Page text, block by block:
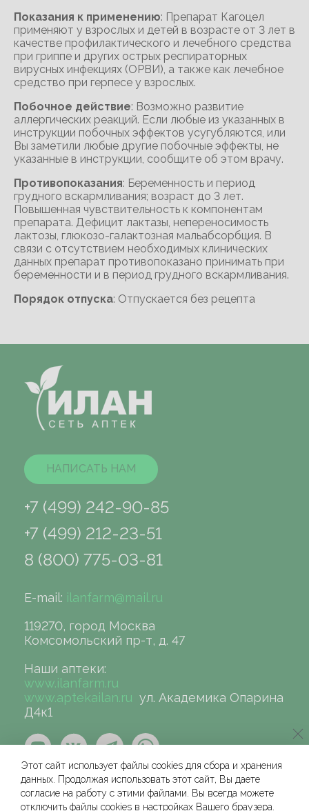
Показания к применению: Препарат Кагоцел
применяют у взрослых и детей в возрасте от 3 лет в
качестве профилактического и лечебного средства
при гриппе и других острых респираторных
вирусных инфекциях (ОРВИ), а также как лечебное
средство при герпесе у взрослых.
Побочное действие: Возможно развитие
аллергических реакций. Если любые из указанных в
инструкции побочных эффектов усугубляются, или
Вы заметили любые другие побочные эффекты, не
указанные в инструкции, сообщите об этом врачу.
Противопоказания: Беременность и период
грудного вскармливания; возраст до 3 лет.
Повышенная чувствительность к компонентам
препарата. Дефицит лактазы, непереносимость
лактозы, глюкозо-галактозная мальабсорбция. В
связи с отсутствием необходимых клинических
данных препарат противопоказано принимать при
беременности и в период грудного вскармливания.
Порядок отпуска: Отпускается без рецепта
НАПИСАТЬ НАМ
+7 (499) 242-90-85
+7 (499) 212-23-51
8 (800) 775-03-81
E-mail: ilanfarm@mail.ru
119270, город Москва
Комсомольский пр-т, д. 47
Наши аптеки:
www.ilanfarm.ru
www.aptekailan.ru ул. Академика Опарина
Д4к1
Этот сайт использует файлы cookies для сбора и хранения
данных. Продолжая использовать этот сайт, Вы даете
согласие на работу с этими файлами. Вы всегда можете
отключить файлы cookies в настройках Вашего браузера.